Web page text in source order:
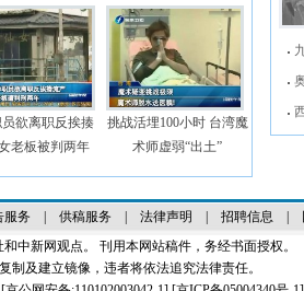
欲离职反挨揍
老板被判两年
挑战活埋100小时 台湾魔
术师虚弱“出土”
服务| 供稿服务| 法律声明 招聘信息
中新网观点。 刊用本网站稿件，务经书面授权。
制及建立镜像，违者将依法追究法律责任。